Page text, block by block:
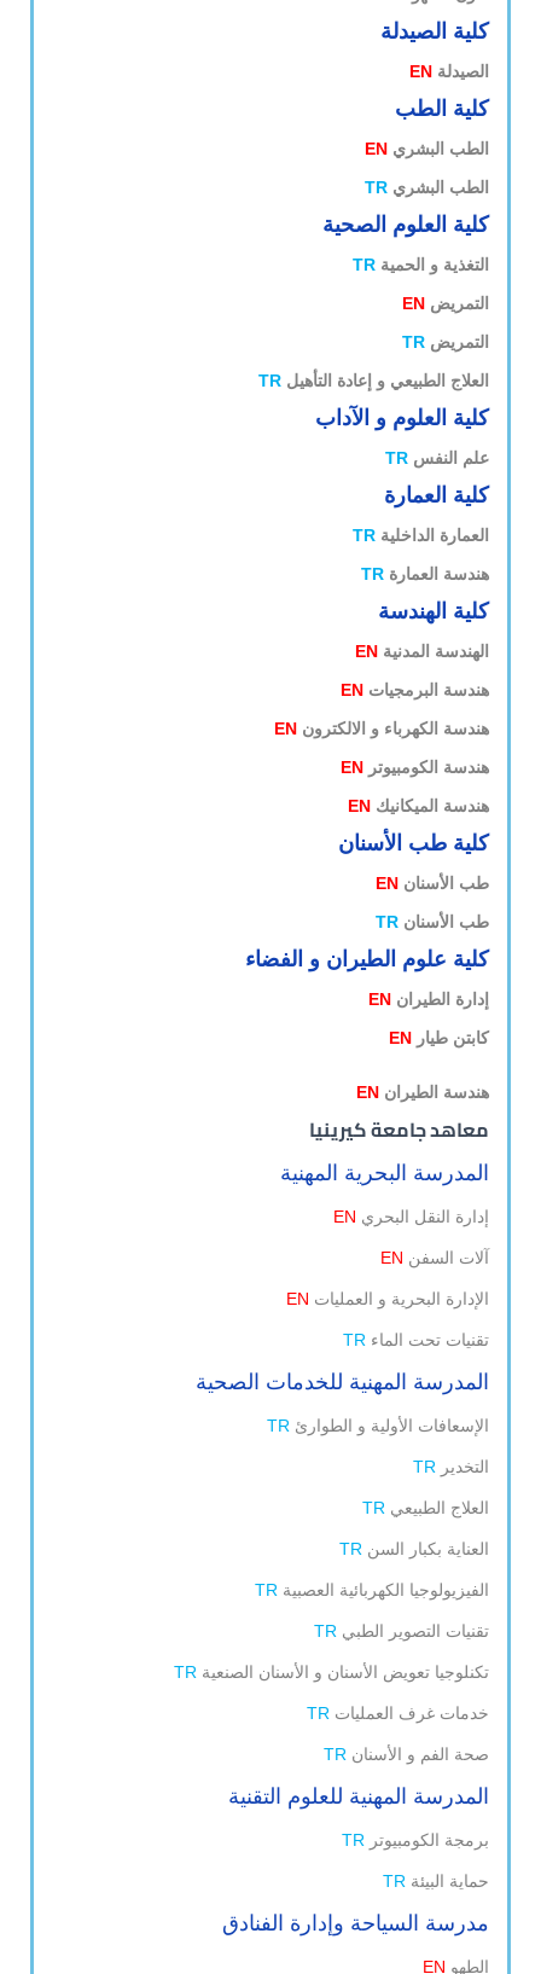
كلية الصيدلة
الصيدلة EN
كلية الطب
الطب البشري EN
الطب البشري TR
كلية العلوم الصحية
التغذية و الحمية TR
التمريض EN
التمريض TR
العلاج الطبيعي و إعادة التأهيل TR
كلية العلوم و الآداب
علم النفس TR
كلية العمارة
العمارة الداخلية TR
هندسة العمارة TR
كلية الهندسة
الهندسة المدنية EN
هندسة البرمجيات EN
هندسة الكهرباء و الالكترون EN
هندسة الكومبيوتر EN
هندسة الميكانيك EN
كلية طب الأسنان
طب الأسنان EN
طب الأسنان TR
كلية علوم الطيران و الفضاء
إدارة الطيران EN
كابتن طيار EN
هندسة الطيران EN
معاهد جامعة كيرينيا
المدرسة البحرية المهنية
إدارة النقل البحري EN
آلات السفن EN
الإدارة البحرية و العمليات EN
تقنيات تحت الماء TR
المدرسة المهنية للخدمات الصحية
الإسعافات الأولية و الطوارئ TR
التخدير TR
العلاج الطبيعي TR
العناية بكبار السن TR
الفيزيولوجيا الكهربائية العصبية TR
تقنيات التصوير الطبي TR
تكنلوجيا تعويض الأسنان و الأسنان الصنعية TR
خدمات غرف العمليات TR
صحة الفم و الأسنان TR
المدرسة المهنية للعلوم التقنية
برمجة الكومبيوتر TR
حماية البيئة TR
مدرسة السياحة وإدارة الفنادق
الطهو EN